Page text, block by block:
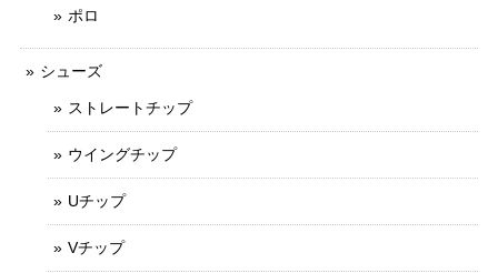
ポロ
シューズ
ストレートチップ
ウイングチップ
Uチップ
Vチップ